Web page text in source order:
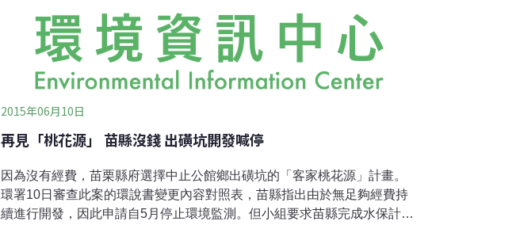
2015年06月10日
再見「桃花源」 苗縣沒錢 出磺坑開發喊停
因為沒有經費，苗栗縣府選擇中止公館鄉出磺坑的「客家桃花源」計畫。
環署10日審查此案的環說書變更內容對照表，苗縣指出由於無足夠經費持
續進行開發，因此申請自5月停止環境監測。但小組要求苗縣完成水保計